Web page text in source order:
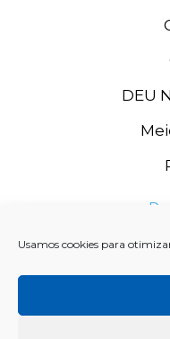
Usamos cookies para
DEU